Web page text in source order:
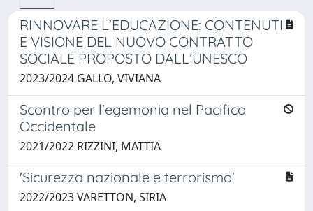
RINNOVARE L’EDUCAZIONE: CONTENUTI
E VISIONE DEL NUOVO CONTRATTO
SOCIALE PROPOSTO DALL’UNESCO
2023/2024 GALLO, VIVIANA
Scontro per l'egemonia nel Pacifico
Occidentale
2021/2022 RIZZINI, MATTIA
'Sicurezza nazionale e terrorismo'
2022/2023 VARETTON, SIRIA